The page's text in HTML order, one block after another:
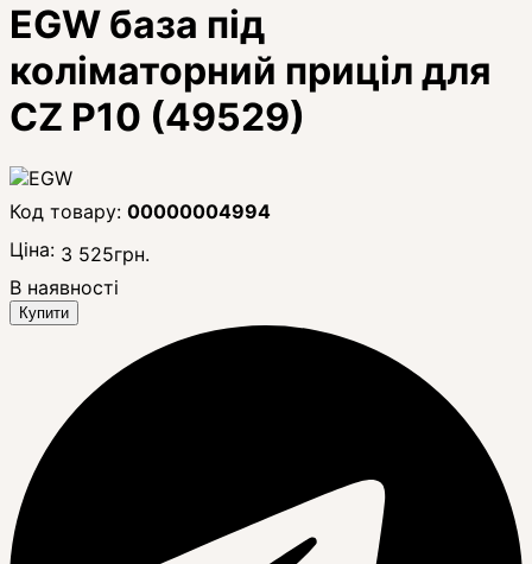
EGW база під
коліматорний приціл для
CZ P10 (49529)
00000004994
Ціна: 3 525грн.
В наявності
Купити